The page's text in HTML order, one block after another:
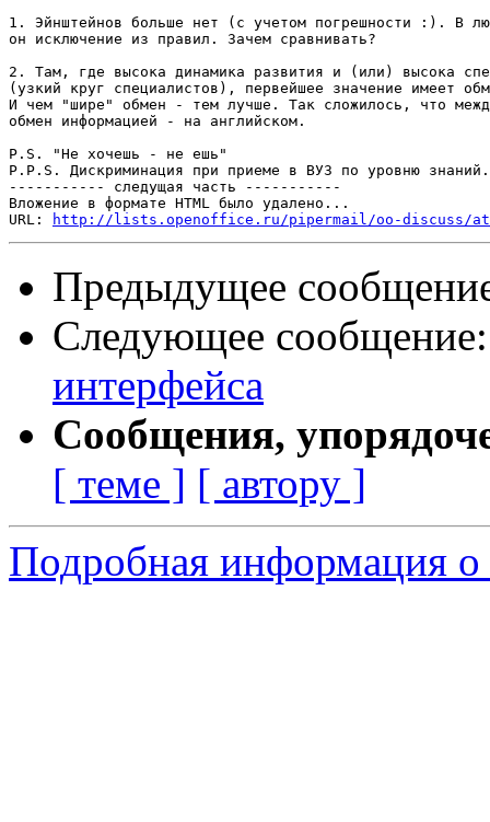
1. Эйнштейнов больше нет (с учетом погрешности :). В
он исключение из правил. Зачем сравнивать?
2. Там, где высока динамика развития и (или) высока
(узкий круг специалистов), первейшее значение имеет
И чем "шире" обмен - тем лучше. Так сложилось, что
обмен информацией - на английском.
P.S. "Не хочешь - не ешь"
P.P.S. Дискриминация при приеме в ВУЗ по уровню
----------- следущая часть -----------
Вложение в формате HTML было удалено...
URL:
http://lists.openoffice.ru/pipermail/oo-discuss/
Предыдущее
Следующее
интерфейса
Сообщения,
[ теме ] [ автору ]
Подробная информация о